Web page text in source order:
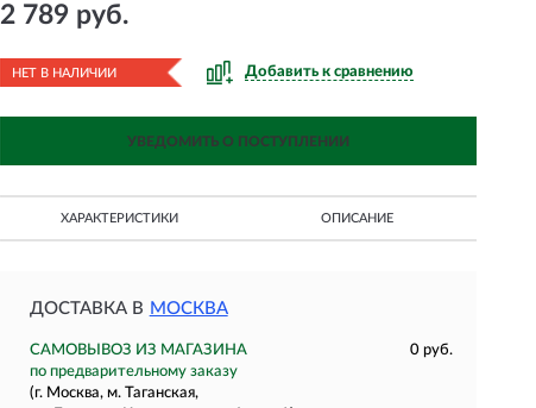
2 789 руб.
НЕТ В НАЛИЧИИ Добавить к сравнению
УВЕДОМИТЬ О ПОСТУПЛЕНИИ
ХАРАКТЕРИСТИКИ ОПИСАНИЕ
ДОСТАВКА В МОСКВА
САМОВЫВОЗ ИЗ МАГАЗИНА
0 руб.
по предварительному заказу
(г. Москва, м. Таганская,